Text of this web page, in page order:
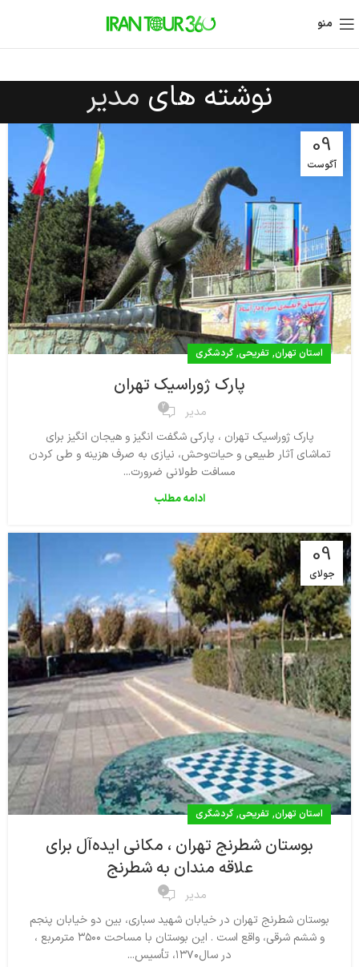
منو
نوشته های مدیر
09
آگوست
استان تهران, تفریحی,گردشگری
پارک ژوراسیک تهران
مدیر 2
پارک ژوراسیک تهران ، پارکی شگفت انگیز و هیجان انگیز برای
تماشای آثار طبیعی و حیات‌وحش، نیازی به صرف هزینه و طی کردن
مسافت طولانی ضرورت...
ادامه مطلب
09
جولای
استان تهران, تفریحی,گردشگری
بوستان شطرنج تهران ، مکانی ایده‌آل برای
علاقه مندان به شطرنج
مدیر 0
بوستان شطرنج تهران در خیابان شهید سباری، بین دو خیابان پنجم
و ششم شرقی، واقع است . این بوستان با مساحت ۳۵۰۰ مترمربع ،
در سال۱۳۷۰، تأسیس...